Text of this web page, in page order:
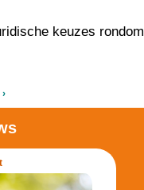
keuzes rondom
›